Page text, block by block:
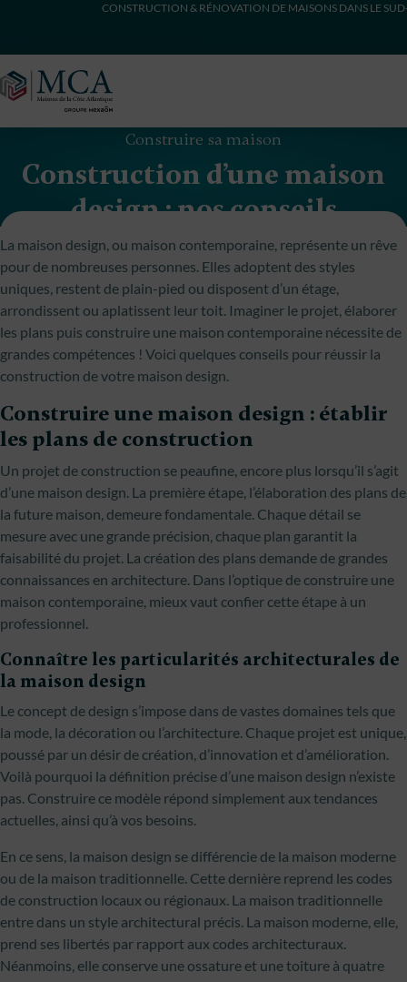
CONSTRUCTION & RÉNOVATION DE MAISONS DANS LE
Construire sa maison
Construction d’une maison
design : nos conseils
La maison design, ou maison contemporaine, représente un rêve
pour de nombreuses personnes. Elles adoptent des styles
uniques, restent de plain-pied ou disposent d’un étage,
arrondissent ou aplatissent leur toit. Imaginer le projet, élaborer
les plans puis construire une maison contemporaine nécessite de
grandes compétences ! Voici quelques conseils pour réussir la
construction de votre maison design.
Construire une maison design : établir
les plans de construction
Un projet de construction se peaufine, encore plus lorsqu’il s’agit
d’une maison design. La première étape, l’élaboration des plans de
la future maison, demeure fondamentale. Chaque détail se
mesure avec une grande précision, chaque plan garantit la
faisabilité du projet. La création des plans demande de grandes
connaissances en architecture. Dans l’optique de construire une
maison contemporaine, mieux vaut confier cette étape à un
professionnel.
Connaître les particularités architecturales de
la maison design
Le concept de design s’impose dans de vastes domaines tels que
la mode, la décoration ou l’architecture. Chaque projet est unique,
poussé par un désir de création, d’innovation et d’amélioration.
Voilà pourquoi la définition précise d’une maison design n’existe
pas. Construire ce modèle répond simplement aux tendances
actuelles, ainsi qu’à vos besoins.
En ce sens, la maison design se différencie de la maison moderne
ou de la maison traditionnelle. Cette dernière reprend les codes
de construction locaux ou régionaux. La maison traditionnelle
entre dans un style architectural précis. La maison moderne, elle,
prend ses libertés par rapport aux codes architecturaux.
Néanmoins, elle conserve une ossature et une toiture à quatre